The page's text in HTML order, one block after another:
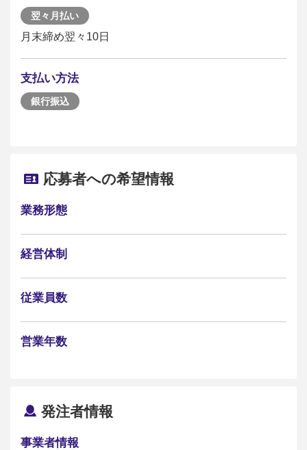
翌々月払い
月末締め翌々10日
支払い方法
銀行振込
応募者への希望情報
業務形態
経営体制
従業員数
営業年数
発注者情報
事業者情報